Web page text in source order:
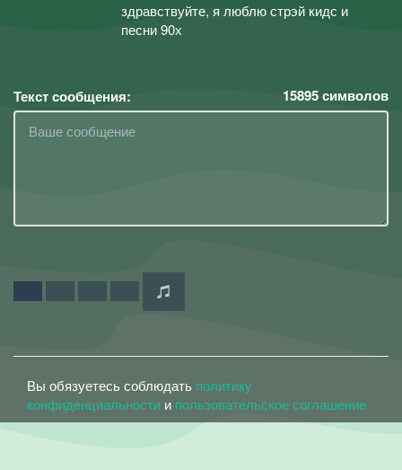
здравствуйте, я люблю стрэй кидс и
песни 90х
Текст сообщения: 15895символов
Вы обязуетесь соблюдать политику
конфиденциальности и пользовательское соглашение